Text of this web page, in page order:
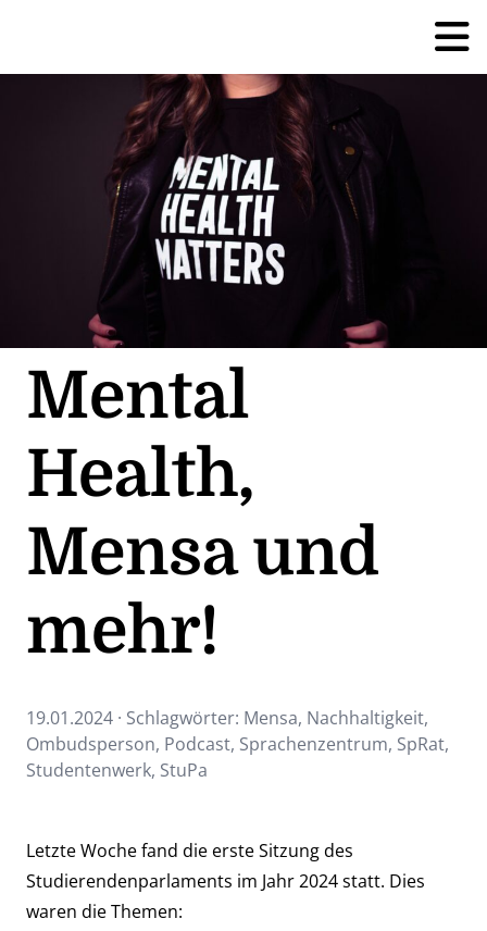
Mental
Health,
Mensa und
mehr!
19.01.2024 · Schlagwörter: Mensa, Nachhaltigkeit,
Ombudsperson, Podcast, Sprachenzentrum, SpRat,
Studentenwerk, StuPa
Letzte Woche fand die erste Sitzung des
Studierendenparlaments im Jahr 2024 statt. Dies
waren die Themen: